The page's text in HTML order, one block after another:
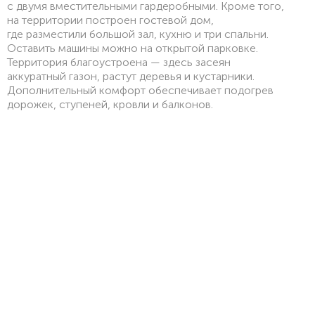
с двумя вместительными гардеробными. Кроме того,
на территории построен гостевой дом,
где разместили большой зал, кухню и три спальни.
Оставить машины можно на открытой парковке.
Территория благоустроена — здесь засеян
аккуратный газон, растут деревья и кустарники.
Дополнительный комфорт обеспечивает подогрев
дорожек, ступеней, кровли и балконов.